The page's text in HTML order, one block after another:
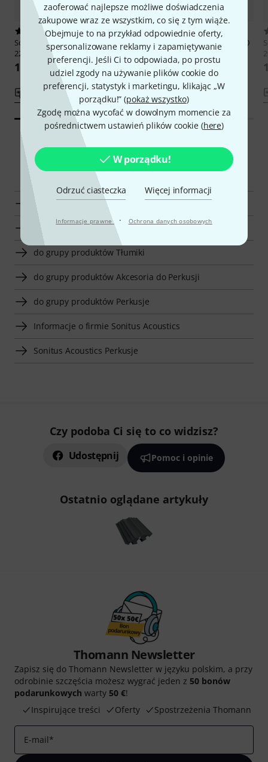
zaoferować najlepsze możliwe doświadczenia
zakupowe wraz ze wszystkim, co się z tym wiąże.
Obejmuje to na przykład odpowiednie oferty,
spersonalizowane reklamy i zapamiętywanie
preferencji. Jeśli Ci to odpowiada, po prostu
udziel zgody na używanie plików cookie do
preferencji, statystyk i marketingu, klikając „W
porządku!” (pokaż wszystko)
Zgodę można wycofać w dowolnym momencie za
pośrednictwem ustawień plików cookie (here)
W porządku!
Odrzuć ciasteczka Więcej informacji
Informacje prawne · Ochrona danych osobowych
60
Sonitus AcousticsThe Kicker 2.0
22"x16" Pillow
166 zł
porównaj
152
Sonitus AcousticsThe Kicker 2.0
22"x18" Pillow
166 zł
porównaj
Smart Navigator
Wyświetl Sonitus Acoustics Tłumiki
pokaż Tłumiki w cenie od 160 zł - 200 zł
do grupy produktów Tłumiki
do grupy produktów Akcesoria do Perkusji
do grupy produktów Perkusje
Informacje o firmie Sonitus Acoustics
Sonitus Acoustics Perkusje
Czy podoba Ci się to co widzisz?
Udostępnij Pomoc i opinie
Ostatnio oglądane artykuły
Thomann Newsletter
Zapisz się do Thomann Newsletter w języku polskim, a przy
odrobinie szczęścia możesz wygrać jeden z 50 bonów
podarunkowych warty 50 €!
Inspirujące treści
Oferty Spostrzeżenia Thomann
E-mail*